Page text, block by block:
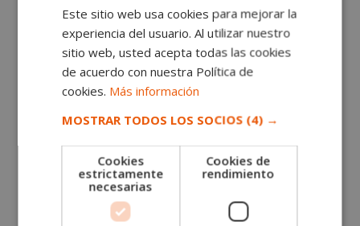
Alemán para Hostelería, Turismo y Restauración
Este sitio web usa cookies para mejorar la
experiencia del usuario. Al utilizar nuestro
sitio web, usted acepta todas las cookies
de acuerdo con nuestra Política de
cookies. Más información
MOSTRAR TODOS LOS SOCIOS (4) →
Cookies
estrictamente
necesarias
Cookies de
rendimiento